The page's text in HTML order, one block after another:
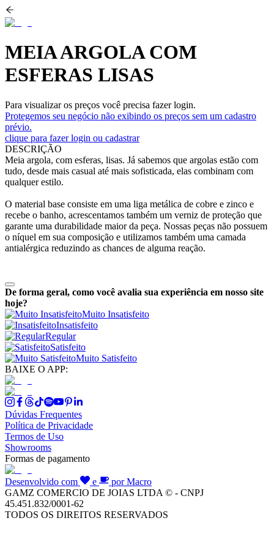
MEIA ARGOLA COM
ESFERAS LISAS
Para visualizar os preços você precisa fazer login.
Protegemos seu negócio não exibindo os preços sem um cadastro
prévio.
clique para fazer login ou cadastrar
DESCRIÇÃO
Meia argola, com esferas, lisas. Já sabemos que argolas estão com
tudo, desde mais casual até mais sofisticada, elas combinam com
qualquer estilo.
O material base consiste em uma liga metálica de cobre e zinco e
recebe o banho, acrescentamos também um verniz de proteção que
garante uma durabilidade maior da peça. Nossas peças não possuem
o níquel em sua composição e utilizamos também uma camada
antialérgica reduzindo as chances de alguma reação.
De forma geral, como você avalia sua experiência em nosso site
hoje?
Muito Insatisfeito
Insatisfeito
Regular
Satisfeito
Muito Satisfeito
BAIXE O APP:
Dúvidas Frequentes
Política de Privacidade
Termos de Uso
Showrooms
Formas de pagamento
Desenvolvido com e
por Macro
GAMZ COMERCIO DE JOIAS LTDA © - CNPJ
45.451.832/0001-62
TODOS OS DIREITOS RESERVADOS